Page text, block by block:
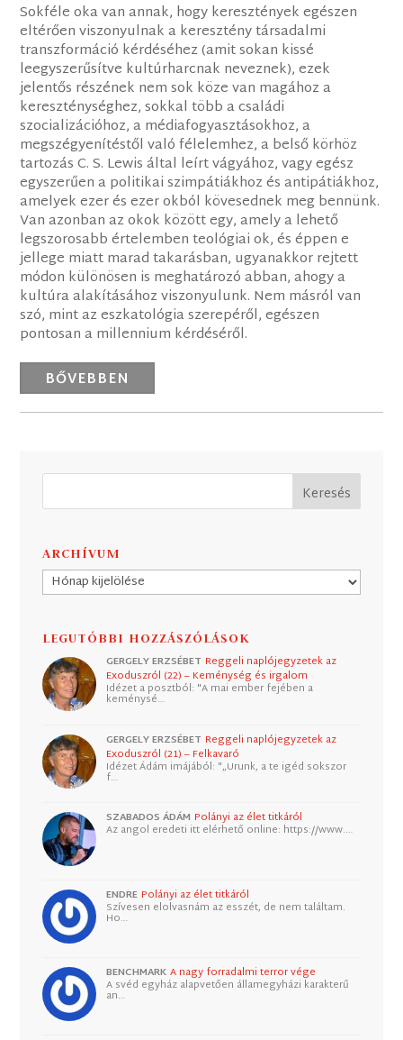
Sokféle oka van annak, hogy keresztények egészen
eltérően viszonyulnak a keresztény társadalmi
transzformáció kérdéséhez (amit sokan kissé
leegyszerűsítve kultúrharcnak neveznek), ezek
jelentős részének nem sok köze van magához a
kereszténységhez, sokkal több a családi
szocializációhoz, a médiafogyasztásokhoz, a
megszégyenítéstől való félelemhez, a belső körhöz
tartozás C. S. Lewis által leírt vágyához, vagy egész
egyszerűen a politikai szimpátiákhoz és antipátiákhoz,
amelyek ezer és ezer okból kövesednek meg bennünk.
Van azonban az okok között egy, amely a lehető
legszorosabb értelemben teológiai ok, és éppen e
jellege miatt marad takarásban, ugyanakkor rejtett
módon különösen is meghatározó abban, ahogy a
kultúra alakításához viszonyulunk. Nem másról van
szó, mint az eszkatológia szerepéről, egészen
pontosan a millennium kérdéséről.
BŐVEBBEN
ARCHÍVUM
Archívum
LEGUTÓBBI HOZZÁSZÓLÁSOK
GERGELY ERZSÉBET Reggeli naplójegyzetek az
Exoduszról (22) – Keménység és irgalom
Idézet a posztból: "A mai ember fejében a
keménysé…
GERGELY ERZSÉBET Reggeli naplójegyzetek az
Exoduszról (21) – Felkavaró
Idézet Ádám imájából: "„Urunk, a te igéd sokszor
f…
SZABADOS ÁDÁM Polányi az élet titkáról
Az angol eredeti itt elérhető online: https://www.…
ENDRE Polányi az élet titkáról
Szívesen elolvasnám az esszét, de nem találtam.
Ho…
BENCHMARK A nagy forradalmi terror vége
A svéd egyház alapvetően államegyházi karakterű
an…